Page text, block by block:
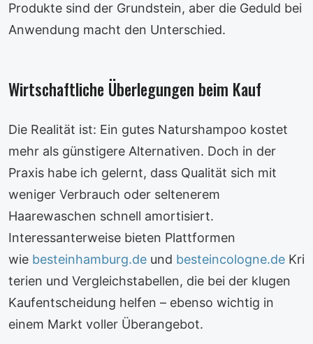
Produkte sind der Grundstein, aber die Geduld bei
Anwendung macht den Unterschied.
Wirtschaftliche Überlegungen beim Kauf
Die Realität ist: Ein gutes Naturshampoo kostet
mehr als günstigere Alternativen. Doch in der
Praxis habe ich gelernt, dass Qualität sich mit
weniger Verbrauch oder seltenerem
Haarewaschen schnell amortisiert.
Interessanterweise bieten Plattformen
wie besteinhamburg.de und besteincologne.de Kri
terien und Vergleichstabellen, die bei der klugen
Kaufentscheidung helfen – ebenso wichtig in
einem Markt voller Überangebot.